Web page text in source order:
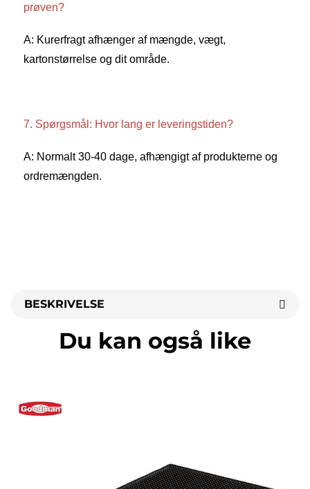
prøven?
A: Kurerfragt afhænger af mængde, vægt,
kartonstørrelse og dit område.
7. Spørgsmål: Hvor lang er leveringstiden?
A: Normalt 30-40 dage, afhængigt af produkterne og
ordremængden.
BESKRIVELSE
Du kan også like